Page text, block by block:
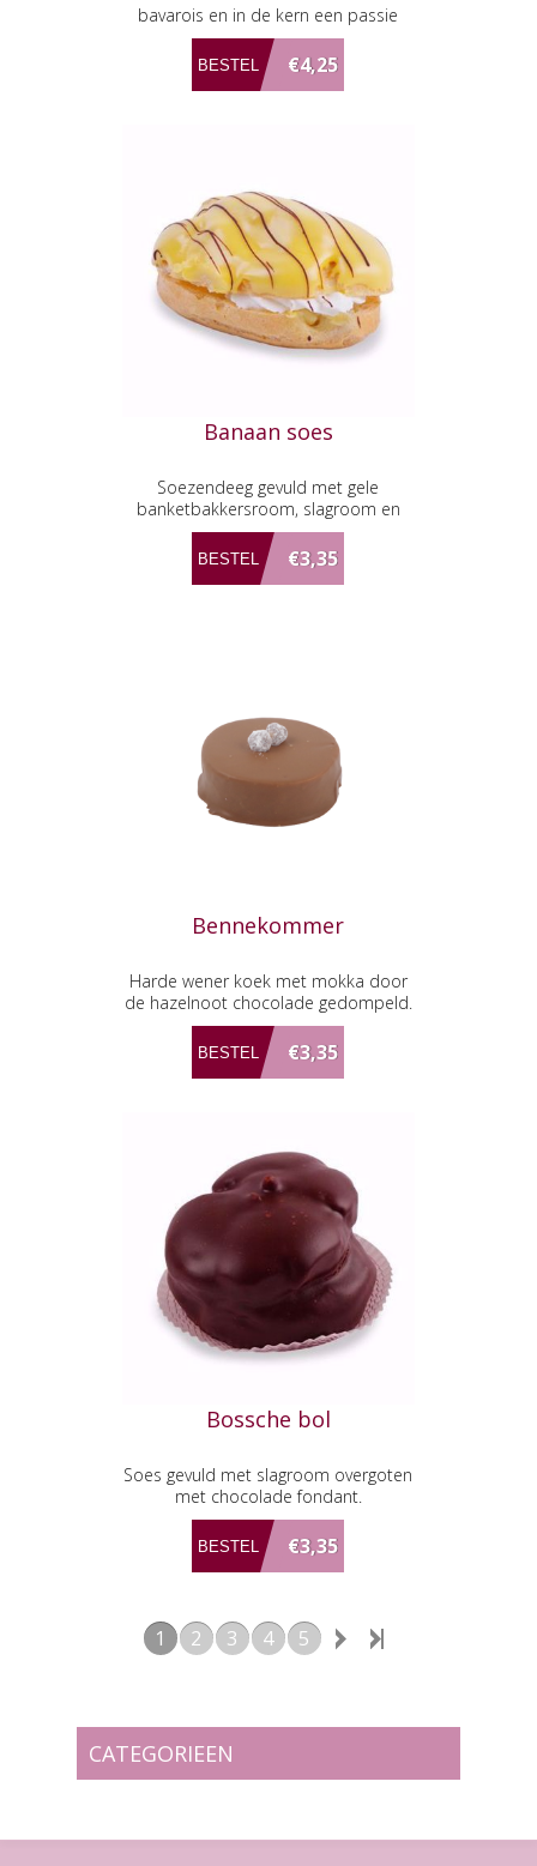
bavarois en in de kern een passie
vulling.
€4,25
Banaan soes
Soezendeeg gevuld met gele
banketbakkersroom, slagroom en
verse schijfjes banaan.
€3,35
Bennekommer
Harde wener koek met mokka door
de hazelnoot chocolade gedompeld.
€3,35
Bossche bol
Soes gevuld met slagroom overgoten
met chocolade fondant.
€3,35
1 2 3 4 5
CATEGORIEEN